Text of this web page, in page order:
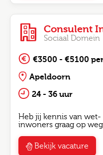
Consulent
Sociaal Domein
€3500 - €5100
Apeldoorn
24 - 36 uur
Heb jij kennis van
inwoners graag op
Bekijk vacature